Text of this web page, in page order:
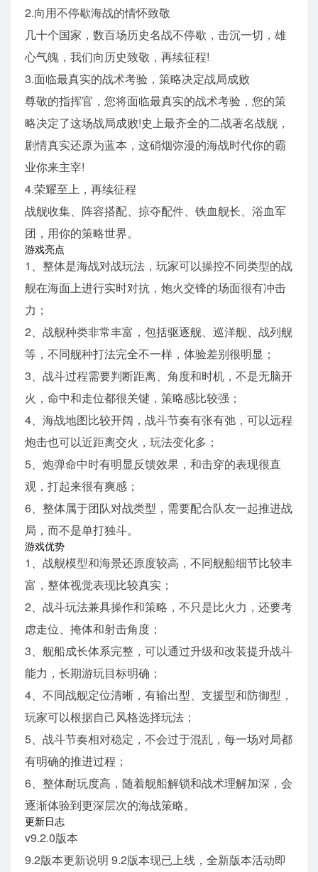
2.向用不停歇海战的情怀致敬
几十个国家，数百场历史名战不停歇，击沉一切，雄
心气魄，我们向历史致敬，再续征程!
3.面临最真实的战术考验，策略决定战局成败
尊敬的指挥官，您将面临最真实的战术考验，您的策
略决定了这场战局成败!史上最齐全的二战著名战舰，
剧情真实还原为蓝本，这硝烟弥漫的海战时代你的霸
业你来主宰!
4.荣耀至上，再续征程
战舰收集、阵容搭配、掠夺配件、铁血舰长、浴血军
团，用你的策略世界。
游戏亮点
1、整体是海战对战玩法，玩家可以操控不同类型的战
舰在海面上进行实时对抗，炮火交锋的场面很有冲击
力；
2、战舰种类非常丰富，包括驱逐舰、巡洋舰、战列舰
等，不同舰种打法完全不一样，体验差别很明显；
3、战斗过程需要判断距离、角度和时机，不是无脑开
火，命中和走位都很关键，策略感比较强；
4、海战地图比较开阔，战斗节奏有张有弛，可以远程
炮击也可以近距离交火，玩法变化多；
5、炮弹命中时有明显反馈效果，和击穿的表现很直
观，打起来很有爽感；
6、整体属于团队对战类型，需要配合队友一起推进战
局，而不是单打独斗。
游戏优势
1、战舰模型和海景还原度较高，不同舰船细节比较丰
富，整体视觉表现比较真实；
2、战斗玩法兼具操作和策略，不只是比火力，还要考
虑走位、掩体和射击角度；
3、舰船成长体系完整，可以通过升级和改装提升战斗
能力，长期游玩目标明确；
4、不同战舰定位清晰，有输出型、支援型和防御型，
玩家可以根据自己风格选择玩法；
5、战斗节奏相对稳定，不会过于混乱，每一场对局都
有明确的推进过程；
6、整体耐玩度高，随着舰船解锁和战术理解加深，会
逐渐体验到更深层次的海战策略。
更新日志
v9.2.0版本
9.2版本更新说明 9.2版本现已上线，全新版本活动即